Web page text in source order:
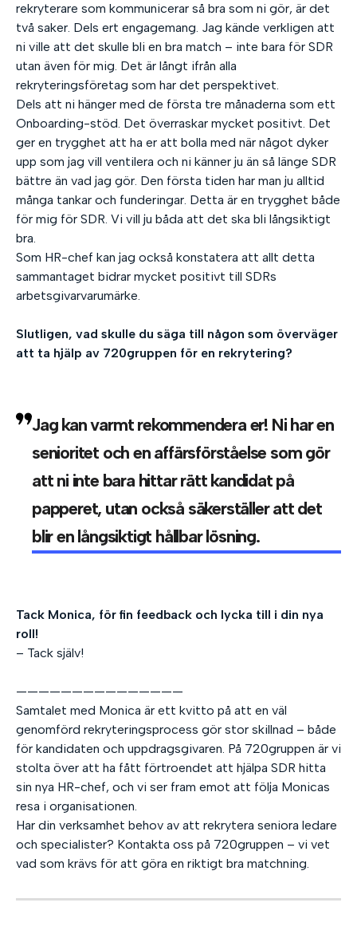
rekryterare som kommunicerar så bra som ni gör, är det
två saker. Dels ert engagemang. Jag kände verkligen att
ni ville att det skulle bli en bra match – inte bara för SDR
utan även för mig. Det är långt ifrån alla
rekryteringsföretag som har det perspektivet.
Dels att ni hänger med de första tre månaderna som ett
Onboarding-stöd. Det överraskar mycket positivt. Det
ger en trygghet att ha er att bolla med när något dyker
upp som jag vill ventilera och ni känner ju än så länge SDR
bättre än vad jag gör. Den första tiden har man ju alltid
många tankar och funderingar. Detta är en trygghet både
för mig för SDR. Vi vill ju båda att det ska bli långsiktigt
bra.
Som HR-chef kan jag också konstatera att allt detta
sammantaget bidrar mycket positivt till SDRs
arbetsgivarvarumärke.
Slutligen, vad skulle du säga till någon som överväger
att ta hjälp av 720gruppen för en rekrytering?
Jag kan varmt rekommendera er! Ni har en
senioritet och en affärsförståelse som gör
att ni inte bara hittar rätt kandidat på
papperet, utan också säkerställer att det
blir en långsiktigt hållbar lösning.
Tack Monica, för fin feedback och lycka till i din nya
roll!
– Tack själv!
———————————————
Samtalet med Monica är ett kvitto på att en väl
genomförd rekryteringsprocess gör stor skillnad – både
för kandidaten och uppdragsgivaren. På 720gruppen är vi
stolta över att ha fått förtroendet att hjälpa SDR hitta
sin nya HR-chef, och vi ser fram emot att följa Monicas
resa i organisationen.
Har din verksamhet behov av att rekrytera seniora ledare
och specialister? Kontakta oss på 720gruppen – vi vet
vad som krävs för att göra en riktigt bra matchning.